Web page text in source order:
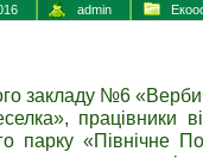
admin
закладу №6
працівники
парку «Північне